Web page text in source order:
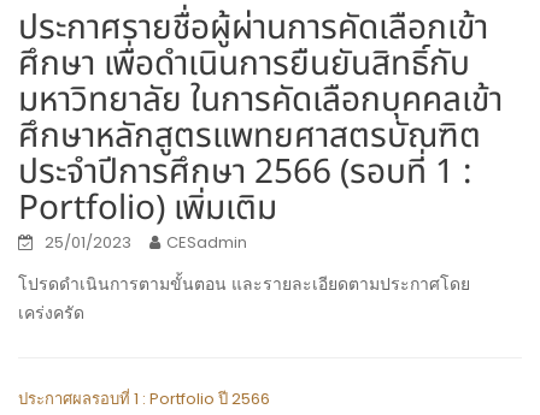
ประกาศรายชื่อผู้ผ่านการคัดเลือกเข้า
ศึกษา เพื่อดำเนินการยืนยันสิทธิ์กับ
มหาวิทยาลัย ในการคัดเลือกบุคคลเข้า
ศึกษาหลักสูตรแพทยศาสตรบัณฑิต
ประจำปีการศึกษา 2566 (รอบที่ 1 :
Portfolio) เพิ่มเติม
25/01/2023 CESadmin
โปรดดำเนินการตามขั้นตอน และรายละเอียดตามประกาศโดย
เคร่งครัด
ประกาศผลรอบที่ 1 : Portfolio ปี 2566